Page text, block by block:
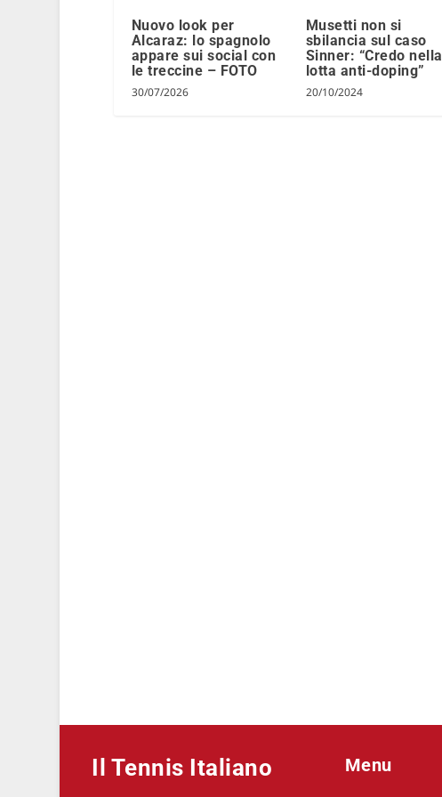
Nuovo look per
Alcaraz: lo spagnolo
appare sui social con
le treccine – FOTO
30/07/2026
Musetti non si
sbilancia sul caso
Sinner: “Credo nella
lotta anti-doping”
20/10/2024
Il Tennis Italiano Menu